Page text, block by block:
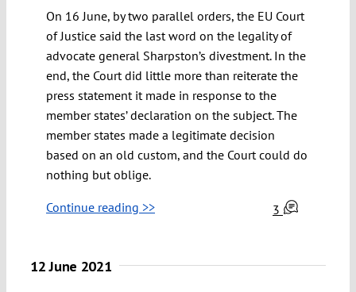
On 16 June, by two parallel orders, the EU Court
of Justice said the last word on the legality of
advocate general Sharpston’s divestment. In the
end, the Court did little more than reiterate the
press statement it made in response to the
member states’ declaration on the subject. The
member states made a legitimate decision
based on an old custom, and the Court could do
nothing but oblige.
Continue reading >> 3
12 June 2021